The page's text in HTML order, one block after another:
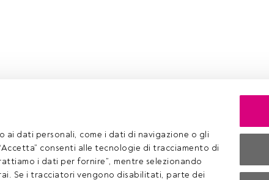
ai dati personali, come i dati di navigazione o gli
consenti alle tecnologie di tracciamento di
i dati per fornire”, mentre selezionando
Se i tracciatori vengono disabilitati, parte dei